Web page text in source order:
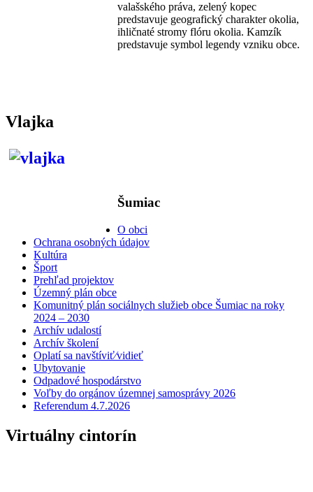
valašského práva, zelený kopec
predstavuje geografický charakter okolia,
ihličnaté stromy flóru okolia. Kamzík
predstavuje symbol legendy vzniku obce.
Vlajka
Šumiac
O obci
Ochrana osobných údajov
Kultúra
Šport
Prehľad projektov
Územný plán obce
Komunitný plán sociálnych služieb obce Šumiac na roky
2024 – 2030
Archív udalostí
Archív školení
Oplatí sa navštíviť⁄vidieť
Ubytovanie
Odpadové hospodárstvo
Voľby do orgánov územnej samosprávy 2026
Referendum 4.7.2026
Virtuálny cintorín